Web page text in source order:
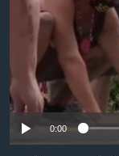
ပင်မ
အ
ညွန်း
စာမျက်နှာ
အမေရိကန်သုံးအီဒီ
မကြေးမုံရဲ့ အင်္ဂလိ
ရုပ်ရှင်ထဲက အင်္ဂလိ
သုတပဒေသာ အင်္ဂ
အပတ်စဉ်ကဏ္ဍများ
တီဗွီ
ရေဒီယိုနှင့်ရုပ်သံ အ
ရေဒီယို/တီဗွီအစီအ
Learning English
No
0:00